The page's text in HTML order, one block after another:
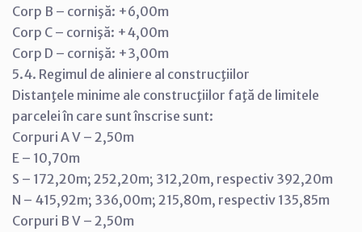
Corp B – cornişă: +6,00m
Corp C – cornişă: +4,00m
Corp D – cornişă: +3,00m
5.4. Regimul de aliniere al construcţiilor
Distanţele minime ale construcţiilor faţă de limitele
parcelei în care sunt înscrise sunt:
Corpuri A V – 2,50m
E – 10,70m
S – 172,20m; 252,20m; 312,20m, respectiv 392,20m
N – 415,92m; 336,00m; 215,80m, respectiv 135,85m
Corpuri B V – 2,50m